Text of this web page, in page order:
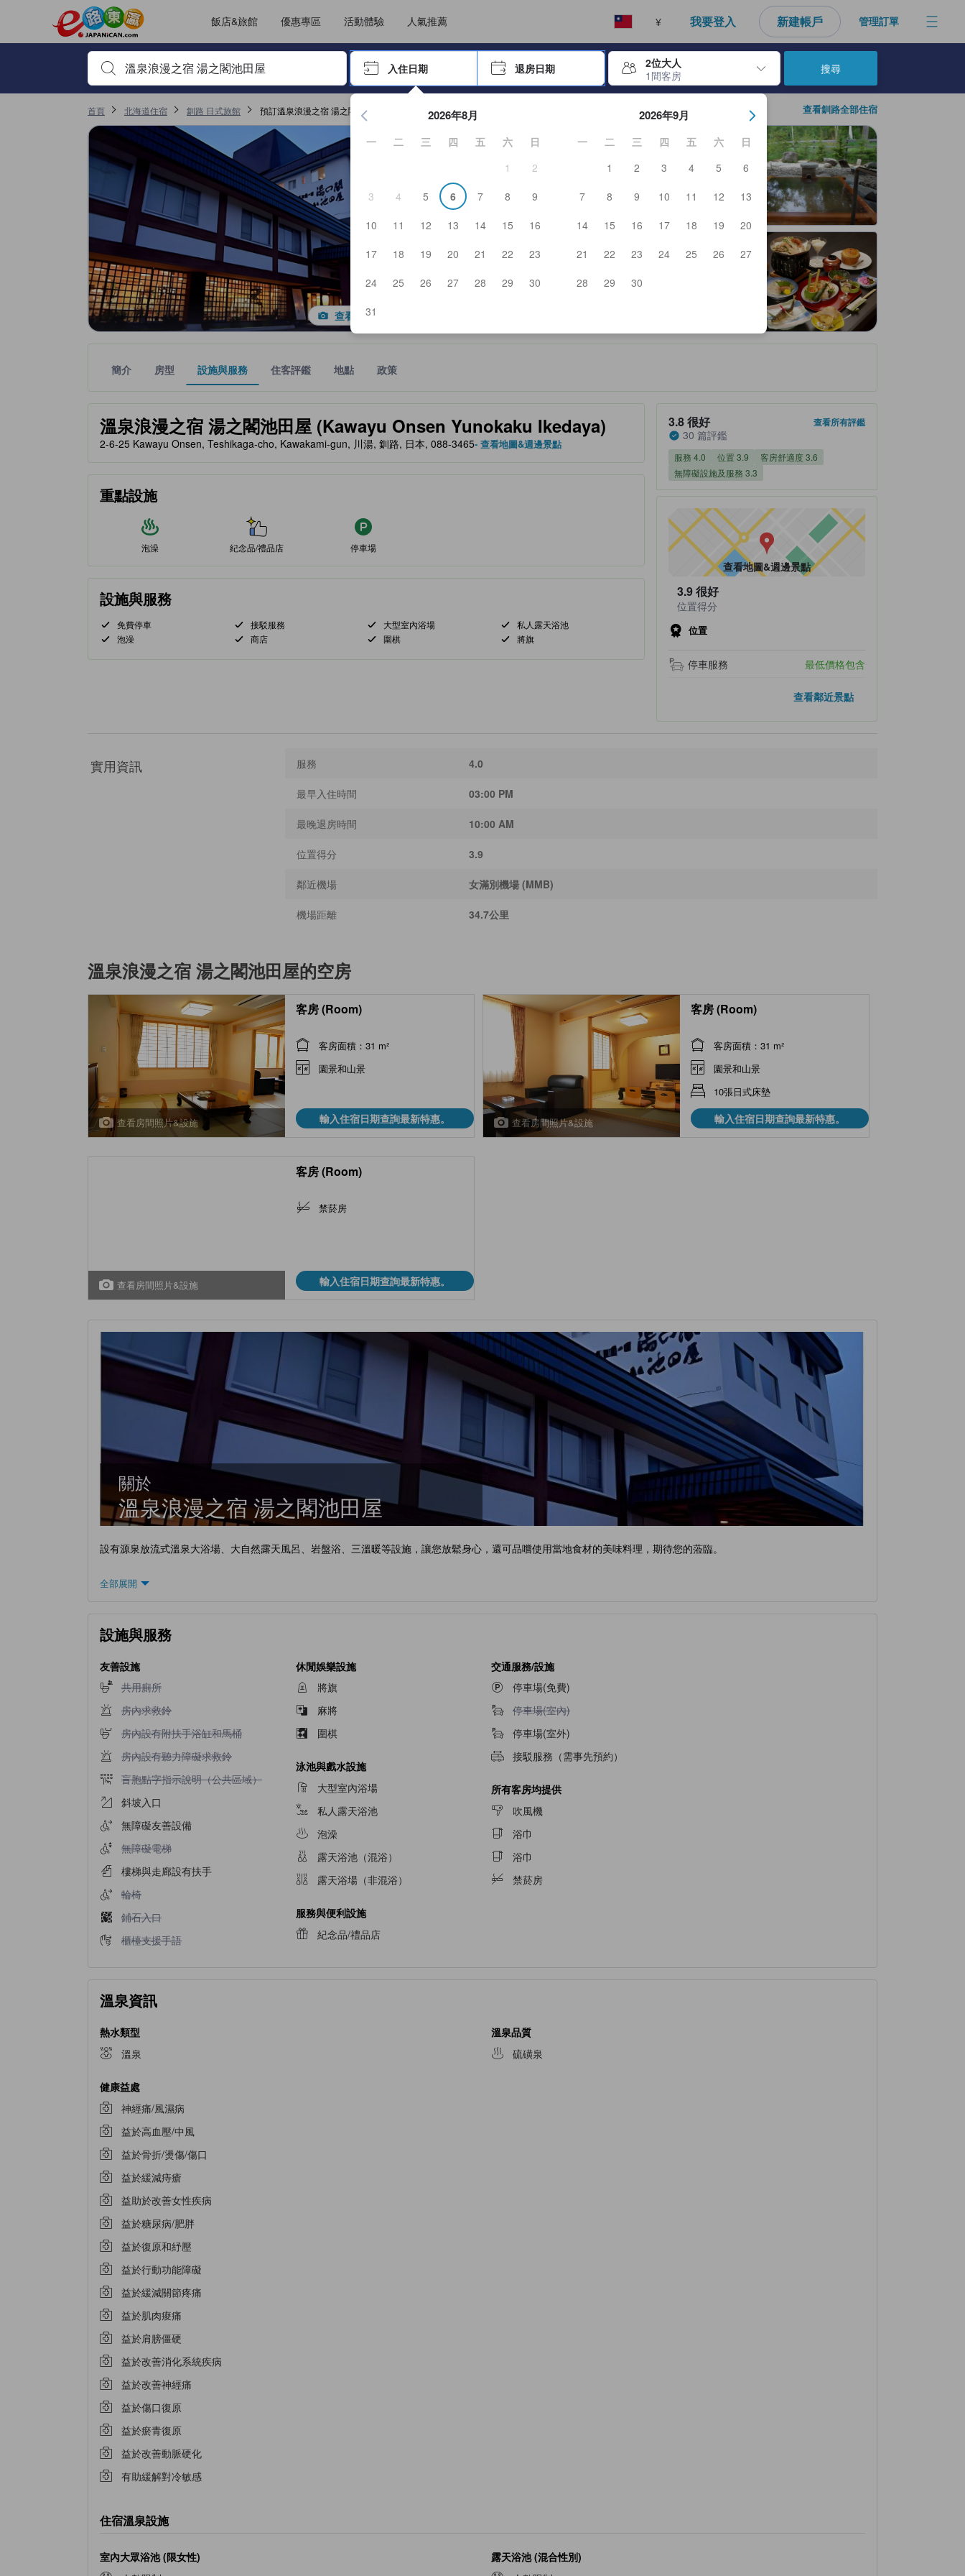
飯店&旅館 優惠專區 活動體驗 人氣推薦 ¥ 我要登入 新建帳戶 管理訂單
輸入住宿名稱或關鍵字查詢，使用上下鍵或Tab鍵移動，並按「Enter」來選擇
入住日期 退房日期
2位大人
1間客房
按Enter鍵開始在日期選擇器中查看。使用方向鍵瀏覽入住和退房日期。使用Enter鍵選擇日期後，將選擇入住日期。重複相同方法以選擇
2026年8月
一 二 三 四 五 六
日
1
2
3
4 5 6 7 8
9
10
11 12 13 14 15
16
17
18 19 20 21 22
23
24
25 26 27 28 29
30
31
2026年9月
一 二 三 四 五 六
日
1
2 3 4 5
6
7
8 9 10 11 12
13
14
15 16 17 18 19
20
21
22 23 24 25 26
27
28
29 30
搜尋
首頁 北海道住宿 釧路 日式旅館 預訂溫泉浪漫之宿 湯之閣池田屋 查看釧路全部住宿
查看所有照片
簡介 房型 設施與服務 住客評鑑 地點 政策
溫泉浪漫之宿 湯之閣池田屋 (Kawayu Onsen Yunokaku Ikedaya)
tooltip
黃金星等由本站合作夥伴提供，可作為您判斷舒適度、設施與服務項目的參考指標
2-6-25 Kawayu Onsen, Teshikaga-cho, Kawakami-gun, 川湯, 釧路, 日本, 088-3465- 查看地圖&週邊景點
重點設施
泡澡 紀念品/禮品店 停車場
設施與服務
免費停車 接駁服務 大型室內浴場
私人露天浴池
泡澡
商店 圍棋 將旗
住宿評鑑分數3.8（總分5分） 很好 30 篇評鑑
3.8很好
30 篇評鑑
查看所有評鑑
服務 4.0 位置 3.9
客房舒適度 3.6
無障礙設施及服務 3.3
查看地圖&週邊景點
3.9很好
位置得分
位置
停車服務 最低價格包含
查看鄰近景點
實用資訊 服務 4.0
最早入住時間 03:00 PM
最晚退房時間 10:00 AM
位置得分 3.9
鄰近機場 女滿別機場 (MMB)
機場距離 34.7公里
溫泉浪漫之宿 湯之閣池田屋的空房
查看房間照片&設施
客房 (Room)
客房面積：31 m²
園景和山景
輸入住宿日期查詢最新特惠。 查看房間照片&設施
客房 (Room)
客房面積：31 m²
園景和山景
10張日式床墊
輸入住宿日期查詢最新特惠。
查看房間照片&設施
客房 (Room)
禁菸房
輸入住宿日期查詢最新特惠。
關於
溫泉浪漫之宿 湯之閣池田屋
設有源泉放流式溫泉大浴場、大自然露天風呂、岩盤浴、三溫暖等設施，讓您放鬆身心，還可品嚐使用當地食材的美味料理，期待您的蒞臨。
全部展開
設施與服務
友善設施
不提供共用廁所
共用廁所
不提供房內求救鈴
房內求救鈴
不提供房內設有附扶手浴缸和馬桶
房內設有附扶手浴缸和馬桶
不提供房內設有聽力障礙求救鈴
房內設有聽力障礙求救鈴
不提供盲胞點字指示說明（公共區域）
盲胞點字指示說明（公共區域）
斜坡入口
無障礙友善設備
不提供無障礙電梯
無障礙電梯
樓梯與走廊設有扶手
不提供輪椅
輪椅
不提供鋪石入口
鋪石入口
不提供櫃檯支援手語
櫃檯支援手語
休閒娛樂設施
將旗
麻將
圍棋
泳池與戲水設施
大型室內浴場
私人露天浴池
泡澡
露天浴池（混浴）
露天浴場（非混浴）
服務與便利設施
紀念品/禮品店
交通服務/設施
停車場(免費)
不提供停車場(室內)
停車場(室內)
停車場(室外)
接駁服務（需事先預約）
所有客房均提供
吹風機
浴巾
浴巾
禁菸房
溫泉資訊
熱水類型
溫泉
健康益處
神經痛/風濕病
益於高血壓/中風
益於骨折/燙傷/傷口
益於緩減痔瘡
益助於改善女性疾病
益於糖尿病/肥胖
益於復原和紓壓
益於行動功能障礙
益於緩減關節疼痛
益於肌肉痠痛
益於肩膀僵硬
益於改善消化系統疾病
益於改善神經痛
益於傷口復原
益於瘀青復原
益於改善動脈硬化
有助緩解對冷敏感
溫泉品質
硫磺泉
住宿溫泉設施
室內大眾浴池 (限女性)
露天浴池 (混合性別)
JAPANiCAN的每一篇住宿評鑑都是由真實住客在退房後才遞交上傳，我們堅持提供客觀公正的住宿評鑑，確保資訊的可靠性、可信度以及真實性，進而做為每個人的最佳訂房參考，幫助所有人能快速找到符合需求的住
服務得分4分（滿分5），且在釧路表現高分
位置得分3.9分（滿分5），且在釧路表現高分
客房舒適度得分3.6分（滿分5），且在釧路表現高分
無障礙設施及服務得分3.3分（滿分5），且在釧路表現高分